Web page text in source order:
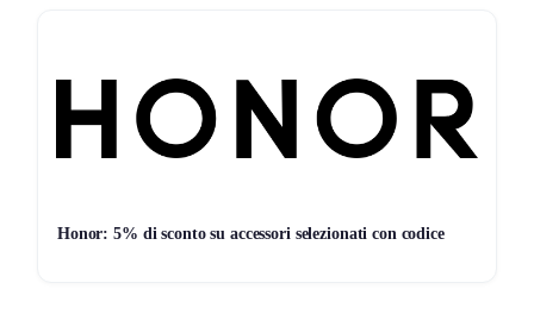
Honor: 5% di sconto su accessori selezionati con codice